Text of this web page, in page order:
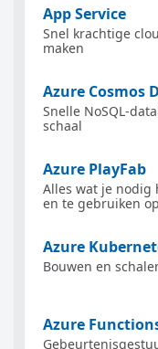
App Service
Snel krachtige
maken
Azure Cosmos
Snelle NoSQL-
schaal
Azure PlayFab
Alles wat je nodig
en te gebruiken
Azure
Bouwen en
Azure